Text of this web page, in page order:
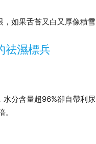
如果舌苔又白又厚像積
祛濕標兵
水分含量超96%卻自帶利